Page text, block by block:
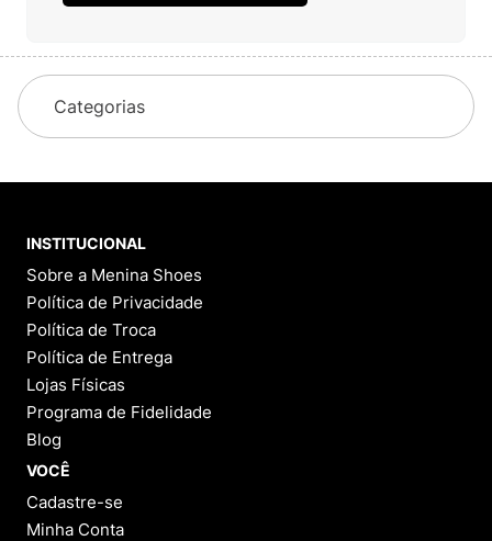
Categorias
INSTITUCIONAL
Sobre a Menina Shoes
Política de Privacidade
Política de Troca
Política de Entrega
Lojas Físicas
Programa de Fidelidade
Blog
VOCÊ
Cadastre-se
Minha Conta